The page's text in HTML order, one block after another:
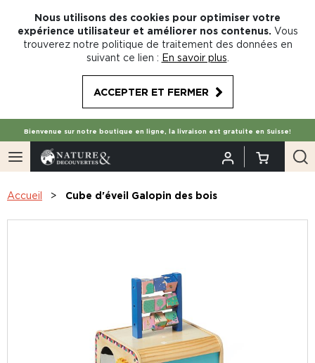
Nous utilisons des cookies pour optimiser votre
expérience utilisateur et améliorer nos contenus. Vous
trouverez notre politique de traitement des données en
suivant ce lien : En savoir plus
ACCEPTER ET FERMER
Bienvenue sur notre boutique en ligne, la livraison est gratuite en Suisse!
Accueil Cube d'éveil Galopin des bois